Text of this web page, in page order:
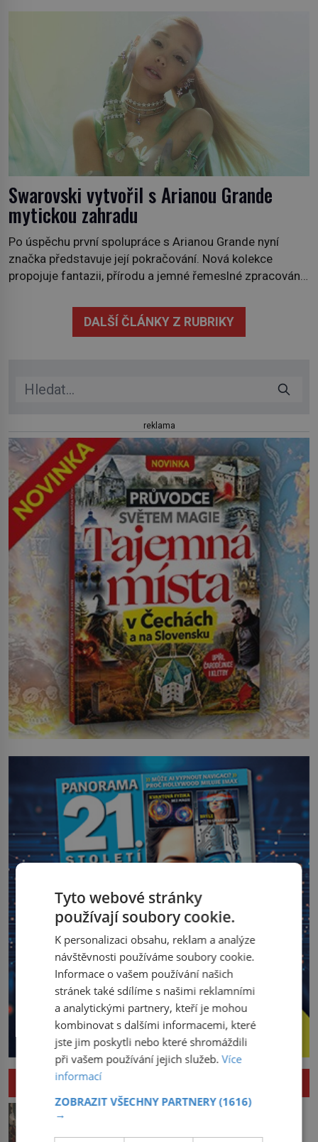
někdy i v obchodech. Její bulvy jsou bílé, nahoře někdy
Swarovski vytvořil s Arianou Grande
mytickou zahradu
Po úspěchu první spolupráce s Arianou Grande nyní
značka představuje její pokračování. Nová kolekce
propojuje fantazii, přírodu a jemné řemeslné zpracování
třicítka šperků působí hravě a zároveň rafinovaně.
Spolupráce mezi značkou Swarovski a zpěvačkou a
DALŠÍ ČLÁNKY Z RUBRIKY
reklama
HISTORIE
Pád Maximiliena Robespierra: Zuřivého
Tyto webové stránky
používají soubory cookie.
K personalizaci obsahu, reklam a analýze
návštěvnosti používáme soubory cookie.
Informace o vašem používání našich
stránek také sdílíme s našimi reklamními
a analytickými partnery, kteří je mohou
kombinovat s dalšími informacemi, které
jste jim poskytli nebo které shromáždili
při vašem používání jejich služeb.Více
informací
ZOBRAZIT VŠECHNY PARTNERY(1616)
→